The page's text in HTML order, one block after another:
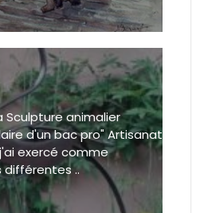
Sculpture animalier
d'un bac pro" Artisanat
exercé comme
..